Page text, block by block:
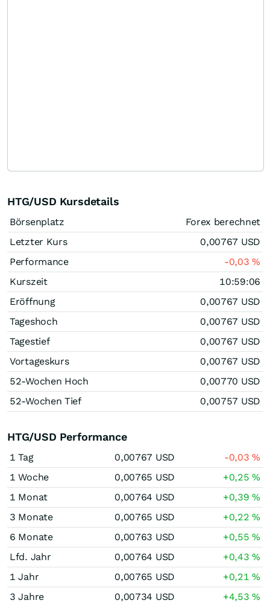
HTG/USD Kursdetails
Börsenplatz
Forex berechnet
Letzter Kurs
0,00767 USD
Performance
-0,03%
Kurszeit
10:59:06
Eröffnung
0,00767 USD
Tageshoch
0,00767 USD
Tagestief
0,00767 USD
Vortageskurs
0,00767 USD
52-Wochen Hoch
0,00770 USD
52-Wochen Tief
0,00757 USD
HTG/USD Performance
1 Tag 0,00767 USD -0,03%
1 Woche
0,00765 USD +0,25%
1 Monat
0,00764 USD +0,39%
3 Monate
0,00765 USD +0,22%
6 Monate
0,00763 USD +0,55%
Lfd. Jahr
0,00764 USD +0,43%
1 Jahr
0,00765 USD +0,21%
3 Jahre
0,00734 USD +4,53%